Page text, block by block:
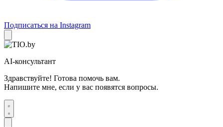
Подписаться на Instagram
AI-консультант
Здравствуйте! Готова помочь вам.
Напишите мне, если у вас появятся вопросы.